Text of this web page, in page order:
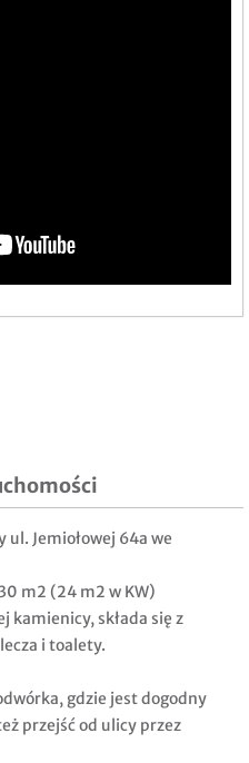
Jemiołowej 64a we
m2 (24 m2 w KW)
kamienicy, składa się z
i toalety.
gdzie jest dogodny
przejść od ulicy przez